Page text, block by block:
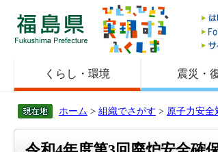
福島県
くらし・環境 震災・
ホーム > 組織でさがす > 原子力安全